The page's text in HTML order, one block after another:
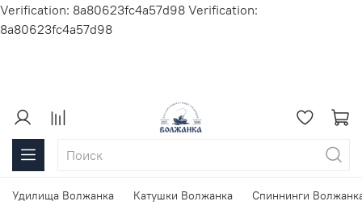
Verification: 8a80623fc4a57d98 Verification:
8a80623fc4a57d98
Удилища Волжанка Катушки Волжанка Спиннинги